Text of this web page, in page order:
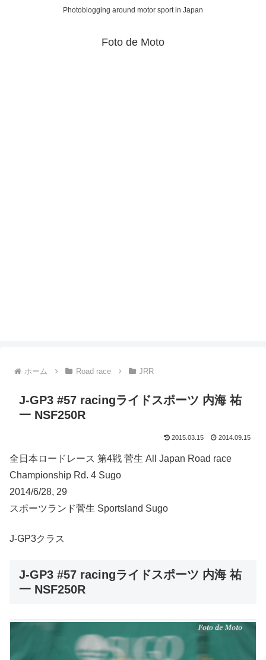
Photoblogging around motor sport in Japan
Foto de Moto
ホーム Road race JRR
J-GP3 #57 racingライドスポーツ 内海 祐
一 NSF250R
2015.03.15 2014.09.15
全日本ロードレース 第4戦 菅生 All Japan Road race
Championship Rd. 4 Sugo
2014/6/28, 29
スポーツランド菅生 Sportsland Sugo
J-GP3クラス
J-GP3 #57 racingライドスポーツ 内海 祐
一 NSF250R